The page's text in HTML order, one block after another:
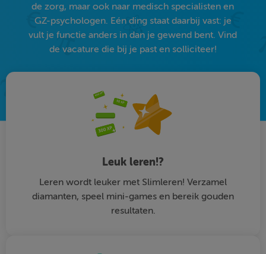
de zorg, maar ook naar medisch specialisten en
GZ-psychologen. Eén ding staat daarbij vast: je
vult je functie anders in dan je gewend bent. Vind
de vacature die bij je past en solliciteer!
Leuk leren!?
Leren wordt leuker met Slimleren! Verzamel
diamanten, speel mini-games en bereik gouden
resultaten.